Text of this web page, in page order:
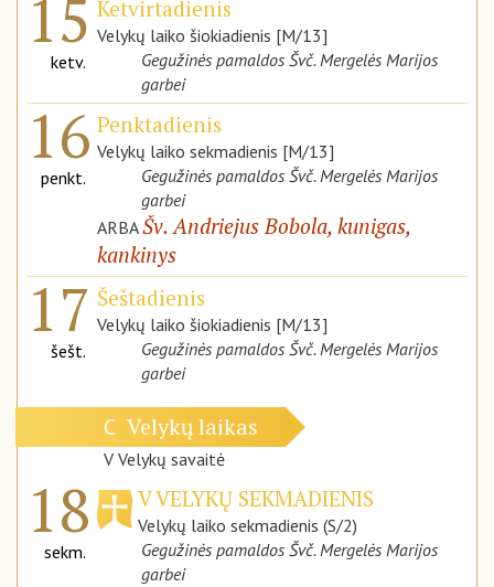
15
ketv.
Ketvirtadienis
Velykų laiko šiokiadienis [M/13]
Gegužinės pamaldos Švč. Mergelės Marijos
garbei
16
penkt.
Penktadienis
Velykų laiko sekmadienis [M/13]
Gegužinės pamaldos Švč. Mergelės Marijos
garbei
ARBAŠv. Andriejus Bobola, kunigas,
kankinys
17
šešt.
Šeštadienis
Velykų laiko šiokiadienis [M/13]
Gegužinės pamaldos Švč. Mergelės Marijos
garbei
C Velykų laikas
V Velykų savaitė
18
sekm.
V VELYKŲ SEKMADIENIS
Velykų laiko sekmadienis (S/2)
Gegužinės pamaldos Švč. Mergelės Marijos
garbei